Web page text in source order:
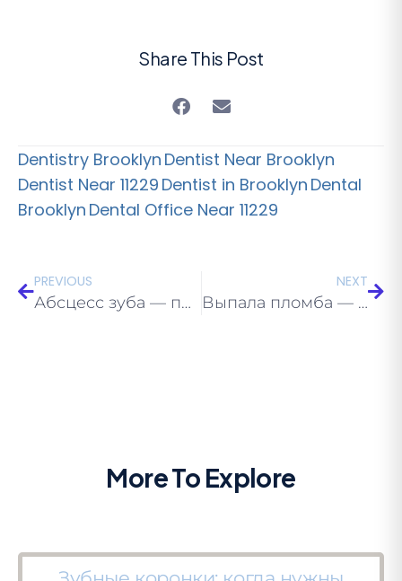
Share This Post
Dentistry Brooklyn Dentist Near Brooklyn
Dentist Near 11229 Dentist in Brooklyn Dental
Brooklyn Dental Office Near 11229
PREVIOUS
Абсцесс зуба — признаки и срочное лечение | Eco Dental NY Бруклин
NEXT
Выпала пломба — что делать и сколько стоит замена | Eco Dental NY Бруклин
More To Explore